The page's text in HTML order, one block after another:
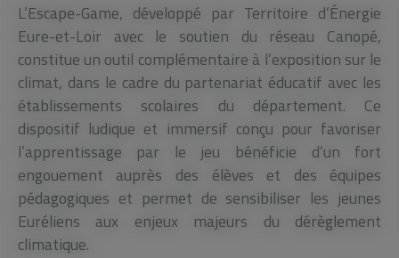
L’Escape-Game, développé par Territoire d’Énergie
Eure-et-Loir avec le soutien du réseau Canopé,
constitue un outil complémentaire à l’exposition sur le
climat, dans le cadre du partenariat éducatif avec les
établissements scolaires du département. Ce
dispositif ludique et immersif conçu pour favoriser
l’apprentissage par le jeu bénéficie d’un fort
engouement auprès des élèves et des équipes
pédagogiques et permet de sensibiliser les jeunes
Euréliens aux enjeux majeurs du dérèglement
climatique.